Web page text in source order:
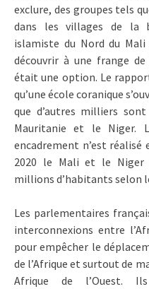
exclure, des groupes tels
dans les villages de la
islamiste du Nord du
découvrir à une frange
était une option. Le
qu’une école coranique
que d’autres milliers
Mauritanie et le Niger.
encadrement n’est réalisé
2020 le Mali et le Niger
millions d’habitants selon
Les parlementaires
interconnexions entre
pour empêcher le
de l’Afrique et surtout de
Afrique de l’Ouest.